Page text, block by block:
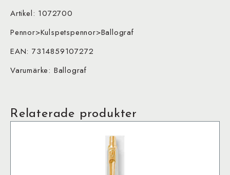
Artikel: 1072700
Pennor>Kulspetspennor>Ballograf
EAN: 7314859107272
Varumärke: Ballograf
Relaterade produkter